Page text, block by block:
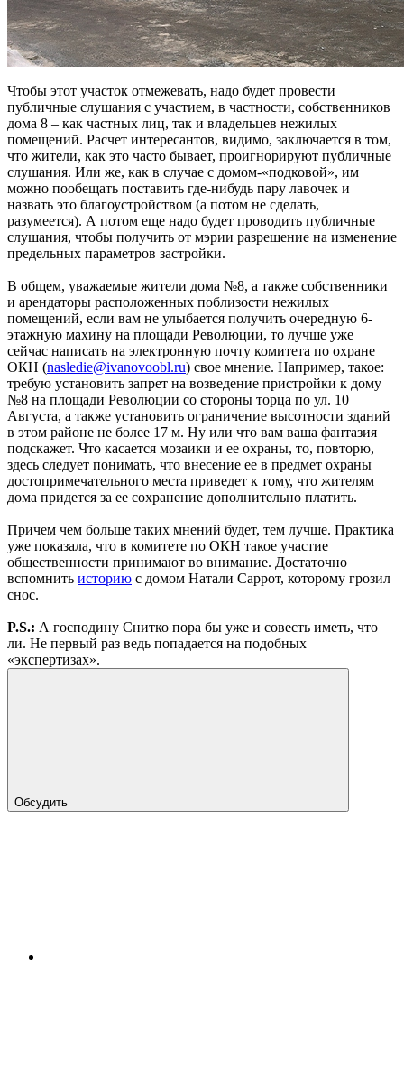
Чтобы этот участок отмежевать, надо будет провести
публичные слушания с участием, в частности, собственников
дома 8 – как частных лиц, так и владельцев нежилых
помещений. Расчет интересантов, видимо, заключается в том,
что жители, как это часто бывает, проигнорируют публичные
слушания. Или же, как в случае с домом-«подковой», им
можно пообещать поставить где-нибудь пару лавочек и
назвать это благоустройством (а потом не сделать,
разумеется). А потом еще надо будет проводить публичные
слушания, чтобы получить от мэрии разрешение на изменение
предельных параметров застройки.
В общем, уважаемые жители дома №8, а также собственники
и арендаторы расположенных поблизости нежилых
помещений, если вам не улыбается получить очередную 6-
этажную махину на площади Революции, то лучше уже
сейчас написать на электронную почту комитета по охране
ОКН (nasledie@ivanovoobl.ru) свое мнение. Например, такое:
требую установить запрет на возведение пристройки к дому
№8 на площади Революции со стороны торца по ул. 10
Августа, а также установить ограничение высотности зданий
в этом районе не более 17 м. Ну или что вам ваша фантазия
подскажет. Что касается мозаики и ее охраны, то, повторю,
здесь следует понимать, что внесение ее в предмет охраны
достопримечательного места приведет к тому, что жителям
дома придется за ее сохранение дополнительно платить.
Причем чем больше таких мнений будет, тем лучше. Практика
уже показала, что в комитете по ОКН такое участие
общественности принимают во внимание. Достаточно
вспомнить историю с домом Натали Саррот, которому грозил
снос.
P.S.: А господину Снитко пора бы уже и совесть иметь, что
ли. Не первый раз ведь попадается на подобных
«экспертизах».
Обсудить